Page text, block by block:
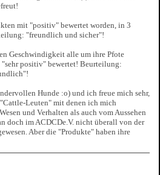
mit "positiv" bewertet worden, in 3
"freundlich und sicher"!
Geschwindigkeit alle um ihre Pfote
positiv" bewertet! Beurteilung:
Hunde :o) und ich freue mich sehr,
Leuten" mit denen ich mich
und Verhalten als auch vom Aussehen
doch im ACDCDe.V. nicht überall von der
Aber die "Produkte" haben ihre